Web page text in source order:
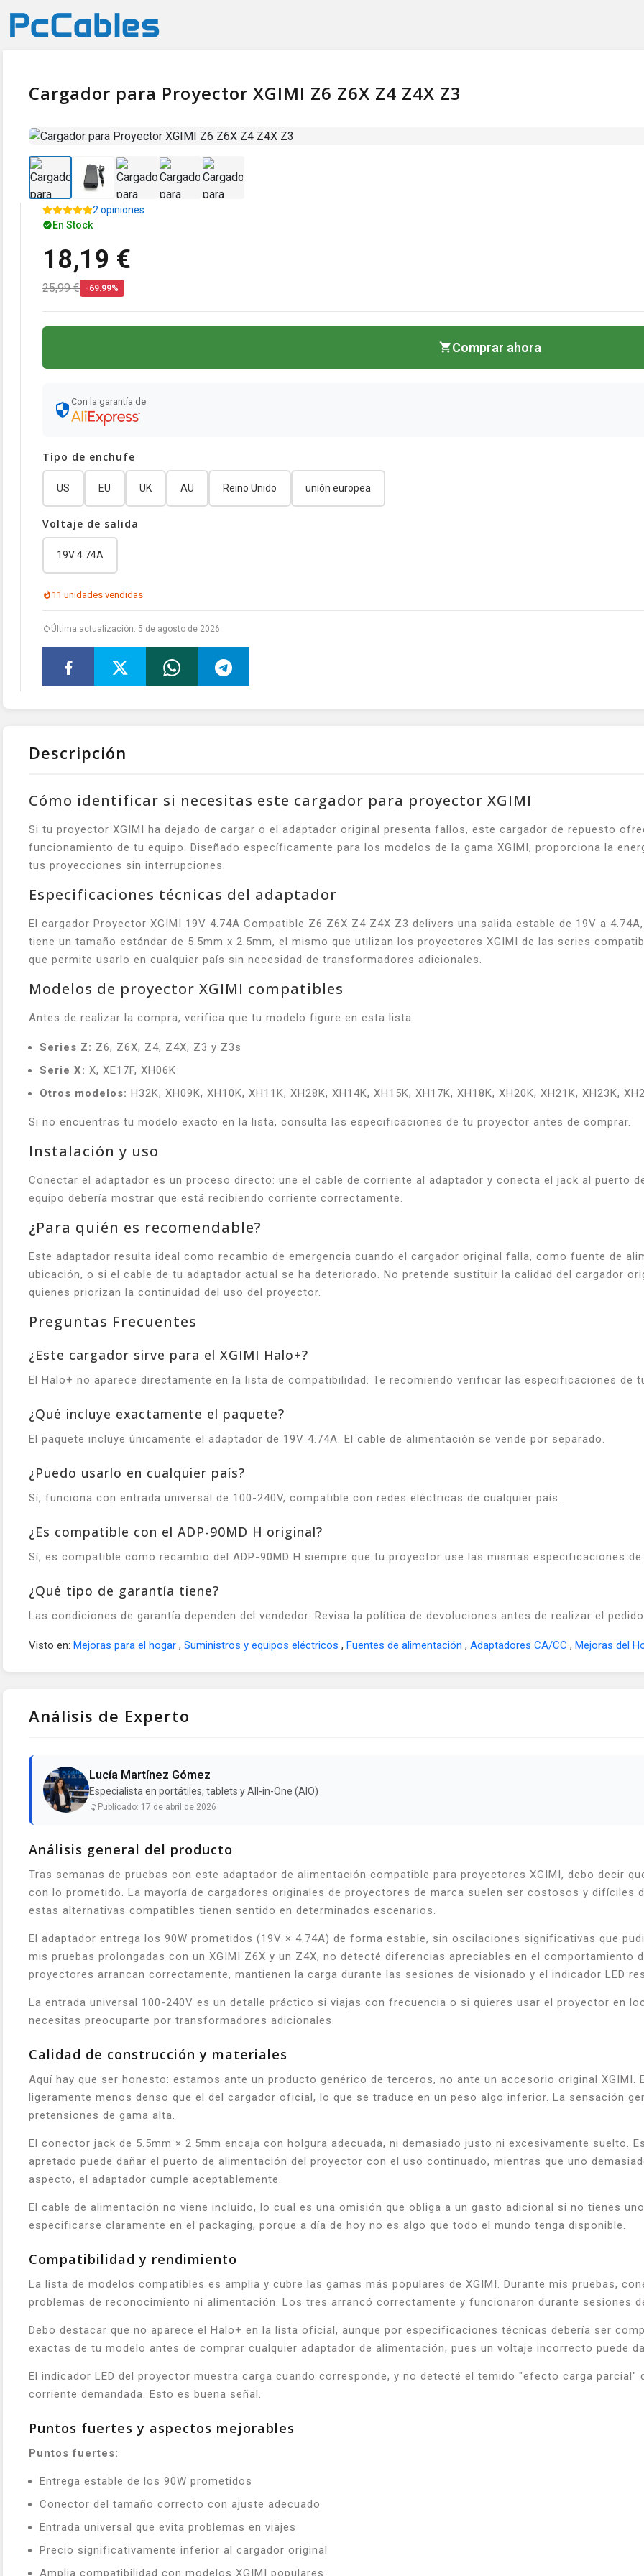
Cargador para Proyector XGIMI Z6 Z6X Z4 Z4X Z3
2 opiniones
En Stock
18,19 €
25,99 € -69.99%
Comprar ahora
Con la garantía de
Tipo de enchufe
US EU UK AU Reino Unido unión europea
Voltaje de salida
19V 4.74A
11 unidades vendidas
Última actualización: 5 de agosto de 2026
Descripción
Cómo identificar si necesitas este cargador para proyector XGIMI
Si tu proyector XGIMI ha dejado de cargar o el adaptador original presenta fallos, este cargador de repuesto
funcionamiento de tu equipo. Diseñado específicamente para los modelos de la gama XGIMI, proporciona la
tus proyecciones sin interrupciones.
Especificaciones técnicas del adaptador
El cargador Proyector XGIMI 19V 4.74A Compatible Z6 Z6X Z4 Z4X Z3 delivers una salida estable de 19V a
tiene un tamaño estándar de 5.5mm x 2.5mm, el mismo que utilizan los proyectores XGIMI de las series
que permite usarlo en cualquier país sin necesidad de transformadores adicionales.
Modelos de proyector XGIMI compatibles
Antes de realizar la compra, verifica que tu modelo figure en esta lista:
Series Z: Z6, Z6X, Z4, Z4X, Z3 y Z3s
Serie X: X, XE17F, XH06K
Otros modelos: H32K, XH09K, XH10K, XH11K, XH28K, XH14K, XH15K, XH17K, XH18K, XH20K, XH21K, XH23K,
Si no encuentras tu modelo exacto en la lista, consulta las especificaciones de tu proyector antes de comprar.
Instalación y uso
Conectar el adaptador es un proceso directo: une el cable de corriente al adaptador y conecta el jack al puerto
equipo debería mostrar que está recibiendo corriente correctamente.
¿Para quién es recomendable?
Este adaptador resulta ideal como recambio de emergencia cuando el cargador original falla, como fuente de
ubicación, o si el cable de tu adaptador actual se ha deteriorado. No pretende sustituir la calidad del cargador
quienes priorizan la continuidad del uso del proyector.
Preguntas Frecuentes
¿Este cargador sirve para el XGIMI Halo+?
El Halo+ no aparece directamente en la lista de compatibilidad. Te recomiendo verificar las especificaciones de
¿Qué incluye exactamente el paquete?
El paquete incluye únicamente el adaptador de 19V 4.74A. El cable de alimentación se vende por separado.
¿Puedo usarlo en cualquier país?
Sí, funciona con entrada universal de 100-240V, compatible con redes eléctricas de cualquier país.
¿Es compatible con el ADP-90MD H original?
Sí, es compatible como recambio del ADP-90MD H siempre que tu proyector use las mismas especificaciones
¿Qué tipo de garantía tiene?
Las condiciones de garantía dependen del vendedor. Revisa la política de devoluciones antes de realizar el
Visto en: Mejoras para el hogar , Suministros y equipos eléctricos , Fuentes de alimentación , Adaptadores CA/CC , Mejoras del
Análisis de Experto
Lucía Martínez Gómez
Especialista en portátiles, tablets y All-in-One (AIO)
Publicado: 17 de abril de 2026
Análisis general del producto
Tras semanas de pruebas con este adaptador de alimentación compatible para proyectores XGIMI, debo decir
con lo prometido. La mayoría de cargadores originales de proyectores de marca suelen ser costosos y difíciles
estas alternativas compatibles tienen sentido en determinados escenarios.
El adaptador entrega los 90W prometidos (19V × 4.74A) de forma estable, sin oscilaciones significativas que
mis pruebas prolongadas con un XGIMI Z6X y un Z4X, no detecté diferencias apreciables en el comportamiento
proyectores arrancan correctamente, mantienen la carga durante las sesiones de visionado y el indicador LED
La entrada universal 100-240V es un detalle práctico si viajas con frecuencia o si quieres usar el proyector en
necesitas preocuparte por transformadores adicionales.
Calidad de construcción y materiales
Aquí hay que ser honesto: estamos ante un producto genérico de terceros, no ante un accesorio original
ligeramente menos denso que el del cargador oficial, lo que se traduce en un peso algo inferior. La sensación
pretensiones de gama alta.
El conector jack de 5.5mm × 2.5mm encaja con holgura adecuada, ni demasiado justo ni excesivamente suelto.
apretado puede dañar el puerto de alimentación del proyector con el uso continuado, mientras que uno
aspecto, el adaptador cumple aceptablemente.
El cable de alimentación no viene incluido, lo cual es una omisión que obliga a un gasto adicional si no tienes
especificarse claramente en el packaging, porque a día de hoy no es algo que todo el mundo tenga disponible.
Compatibilidad y rendimiento
La lista de modelos compatibles es amplia y cubre las gamas más populares de XGIMI. Durante mis pruebas,
problemas de reconocimiento ni alimentación. Los tres arrancó correctamente y funcionaron durante sesiones
Debo destacar que no aparece el Halo+ en la lista oficial, aunque por especificaciones técnicas debería ser
exactas de tu modelo antes de comprar cualquier adaptador de alimentación, pues un voltaje incorrecto puede
El indicador LED del proyector muestra carga cuando corresponde, y no detecté el temido "efecto carga
corriente demandada. Esto es buena señal.
Puntos fuertes y aspectos mejorables
Puntos fuertes:
Entrega estable de los 90W prometidos
Conector del tamaño correcto con ajuste adecuado
Entrada universal que evita problemas en viajes
Precio significativamente inferior al cargador original
Amplia compatibilidad con modelos XGIMI populares